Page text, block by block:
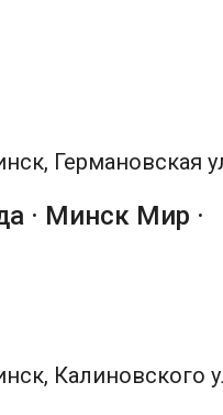
Германовская
· Минск Мир ·
Калиновского